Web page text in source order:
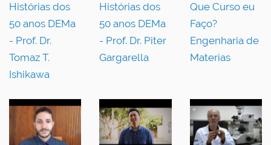
Histórias dos
50 anos DEMa
- Prof. Dr.
Tomaz T.
Ishikawa
Histórias dos
50 anos DEMa
- Prof. Dr. Piter
Gargarella
Que Curso eu
Faço?
Engenharia de
Materias